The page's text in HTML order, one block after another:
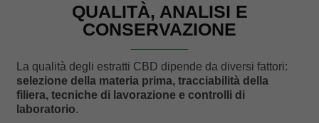
QUALITÀ, ANALISI E
CONSERVAZIONE
La qualità degli estratti CBD dipende da diversi fattori:
selezione della materia prima, tracciabilità della
filiera, tecniche di lavorazione e controlli di
laboratorio.